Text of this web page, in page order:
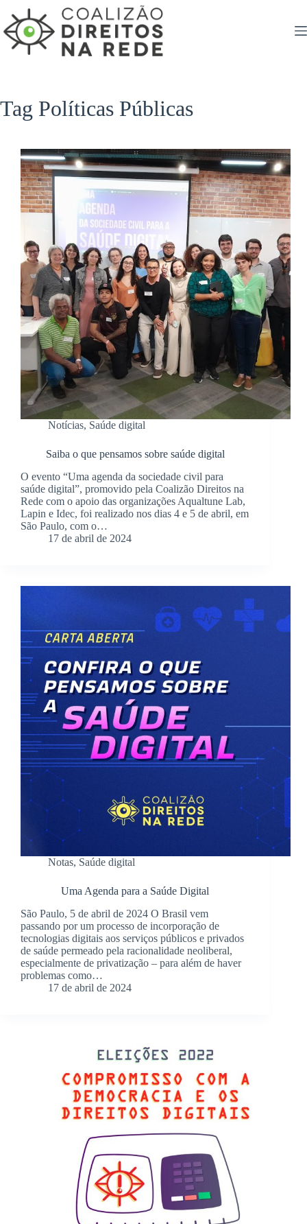
para
o
conteúdo
Tag Políticas Públicas
Notícias, Saúde digital
Saiba o que pensamos sobre saúde digital
O evento “Uma agenda da sociedade civil para
saúde digital”, promovido pela Coalizão Direitos na
Rede com o apoio das organizações Aqualtune Lab,
Lapin e Idec, foi realizado nos dias 4 e 5 de abril, em
São Paulo, com o…
17 de abril de 2024
Notas, Saúde digital
Uma Agenda para a Saúde Digital
São Paulo, 5 de abril de 2024 O Brasil vem
passando por um processo de incorporação de
tecnologias digitais aos serviços públicos e privados
de saúde permeado pela racionalidade neoliberal,
especialmente de privatização – para além de haver
problemas como…
17 de abril de 2024